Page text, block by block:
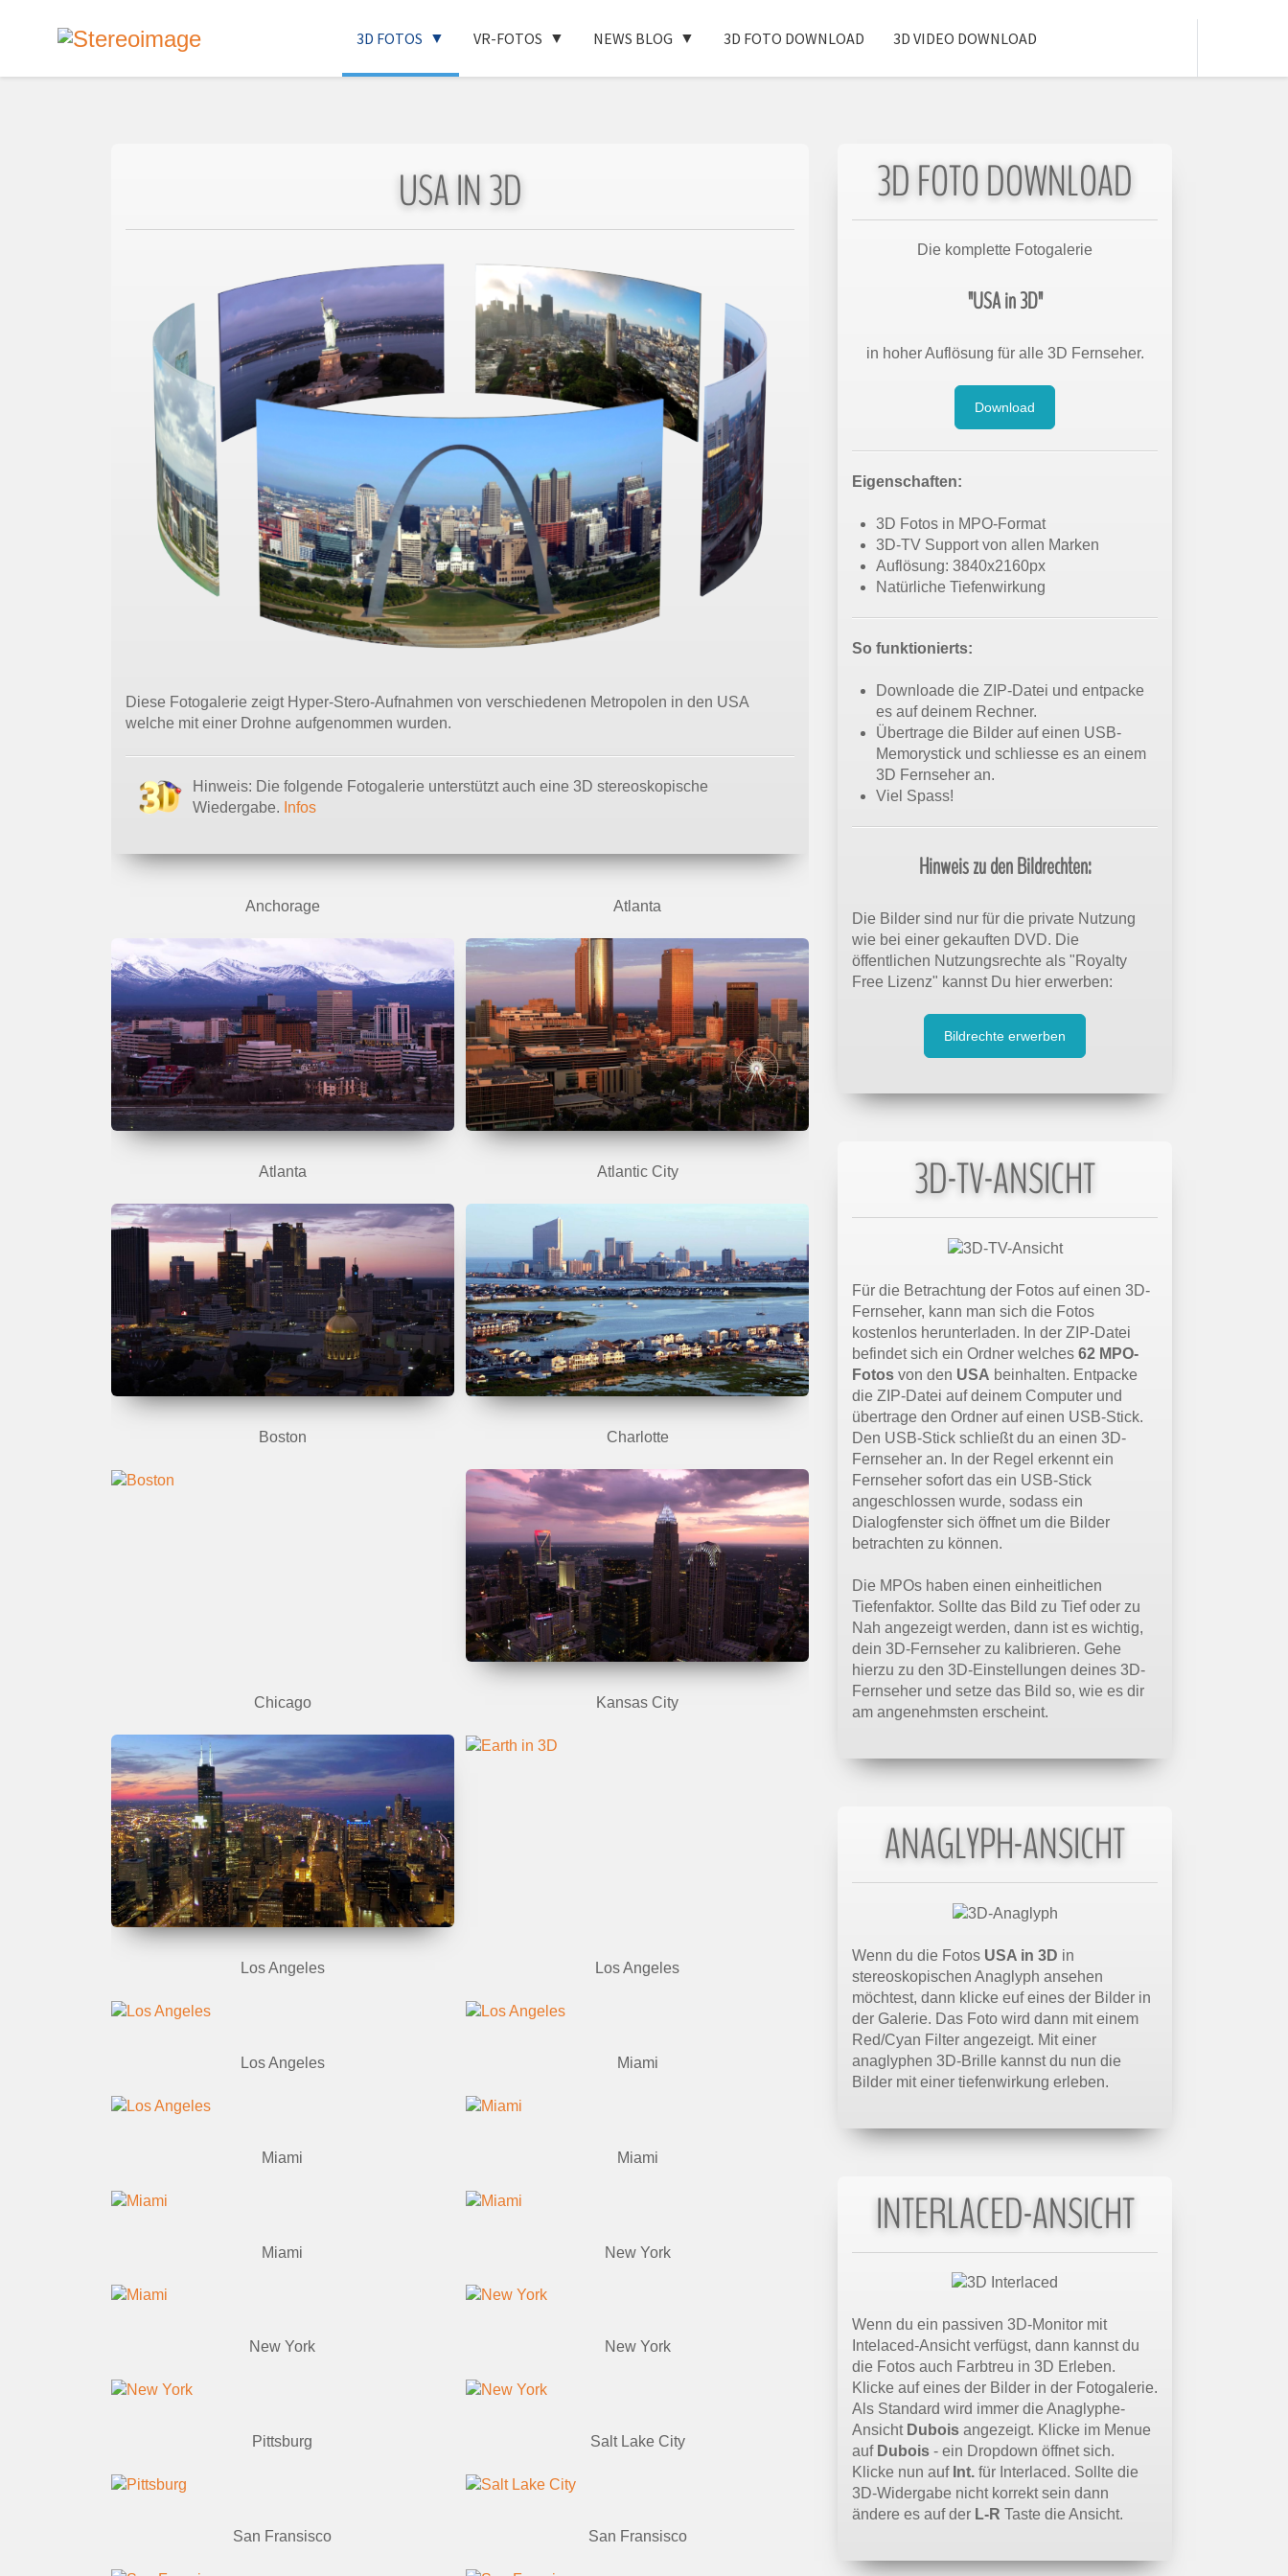
3D FOTOS VR-FOTOS NEWS BLOG 3D FOTO DOWNLOAD 3D VIDEO DOWNLOAD
USA IN 3D
Diese Fotogalerie zeigt Hyper-Stero-Aufnahmen von verschiedenen Metropolen in den USA
welche mit einer Drohne aufgenommen wurden.
Hinweis: Die folgende Fotogalerie unterstützt auch eine 3D stereoskopische
Wiedergabe. Infos
Anchorage Atlanta
Atlanta Atlantic City
Boston Charlotte
Chicago Kansas City
Los Angeles Los Angeles
Los Angeles Miami
Miami Miami
Miami New York
New York New York
Pittsburg Salt Lake City
San Fransisco San Fransisco
3D FOTO DOWNLOAD
Die komplette Fotogalerie
"USA in 3D"
in hoher Auflösung für alle 3D Fernseher.
Download
Eigenschaften:
3D Fotos in MPO-Format
3D-TV Support von allen Marken
Auflösung: 3840x2160px
Natürliche Tiefenwirkung
So funktionierts:
Downloade die ZIP-Datei und entpacke
es auf deinem Rechner.
Übertrage die Bilder auf einen USB-
Memorystick und schliesse es an einem
3D Fernseher an.
Viel Spass!
Hinweis zu den Bildrechten:
Die Bilder sind nur für die private Nutzung
wie bei einer gekauften DVD. Die
öffentlichen Nutzungsrechte als "Royalty
Free Lizenz" kannst Du hier erwerben:
Bildrechte erwerben
3D-TV-ANSICHT
Für die Betrachtung der Fotos auf einen 3D-
Fernseher, kann man sich die Fotos
kostenlos herunterladen. In der ZIP-Datei
befindet sich ein Ordner welches 62 MPO-
Fotos von den USA beinhalten. Entpacke
die ZIP-Datei auf deinem Computer und
übertrage den Ordner auf einen USB-Stick.
Den USB-Stick schließt du an einen 3D-
Fernseher an. In der Regel erkennt ein
Fernseher sofort das ein USB-Stick
angeschlossen wurde, sodass ein
Dialogfenster sich öffnet um die Bilder
betrachten zu können.
Die MPOs haben einen einheitlichen
Tiefenfaktor. Sollte das Bild zu Tief oder zu
Nah angezeigt werden, dann ist es wichtig,
dein 3D-Fernseher zu kalibrieren. Gehe
hierzu zu den 3D-Einstellungen deines 3D-
Fernseher und setze das Bild so, wie es dir
am angenehmsten erscheint.
ANAGLYPH-ANSICHT
Wenn du die Fotos USA in 3D in
stereoskopischen Anaglyph ansehen
möchtest, dann klicke euf eines der Bilder in
der Galerie. Das Foto wird dann mit einem
Red/Cyan Filter angezeigt. Mit einer
anaglyphen 3D-Brille kannst du nun die
Bilder mit einer tiefenwirkung erleben.
INTERLACED-ANSICHT
Wenn du ein passiven 3D-Monitor mit
Intelaced-Ansicht verfügst, dann kannst du
die Fotos auch Farbtreu in 3D Erleben.
Klicke auf eines der Bilder in der Fotogalerie.
Als Standard wird immer die Anaglyphe-
Ansicht Dubois angezeigt. Klicke im Menue
auf Dubois - ein Dropdown öffnet sich.
Klicke nun auf Int. für Interlaced. Sollte die
3D-Widergabe nicht korrekt sein dann
ändere es auf der L-R Taste die Ansicht.